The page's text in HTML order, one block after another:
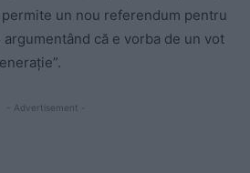
un nou referendum pentru
că e vorba de un vot
- Advertisement -